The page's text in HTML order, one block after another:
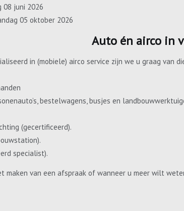
08 juni 2026
05 oktober 2026
Auto én airco in
in (mobiele) airco service zijn we u graag van
bestelwagens, busjes en
(gecertificeerd).
specialist).
maken van een afspraak of wanneer u meer wilt